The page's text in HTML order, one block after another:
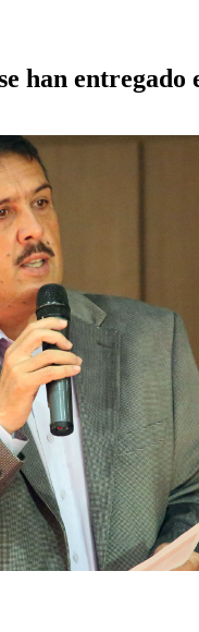
han